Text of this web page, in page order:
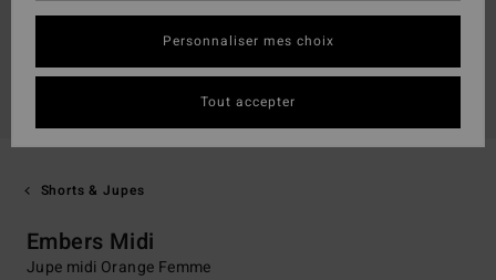
Shorts & Jupes
Embers Midi
Jupe midi Orange Femme
Personnaliser mes choix
Tout accepter